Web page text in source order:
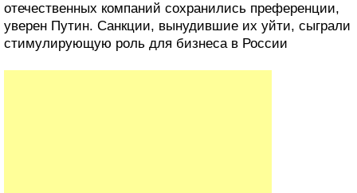
отечественных компаний сохранились преференции,
уверен Путин. Санкции, вынудившие их уйти, сыграли
стимулирующую роль для бизнеса в России